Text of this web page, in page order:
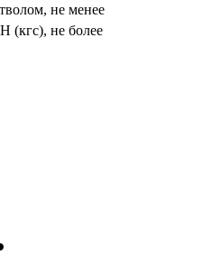
не менее
(кгс), не более